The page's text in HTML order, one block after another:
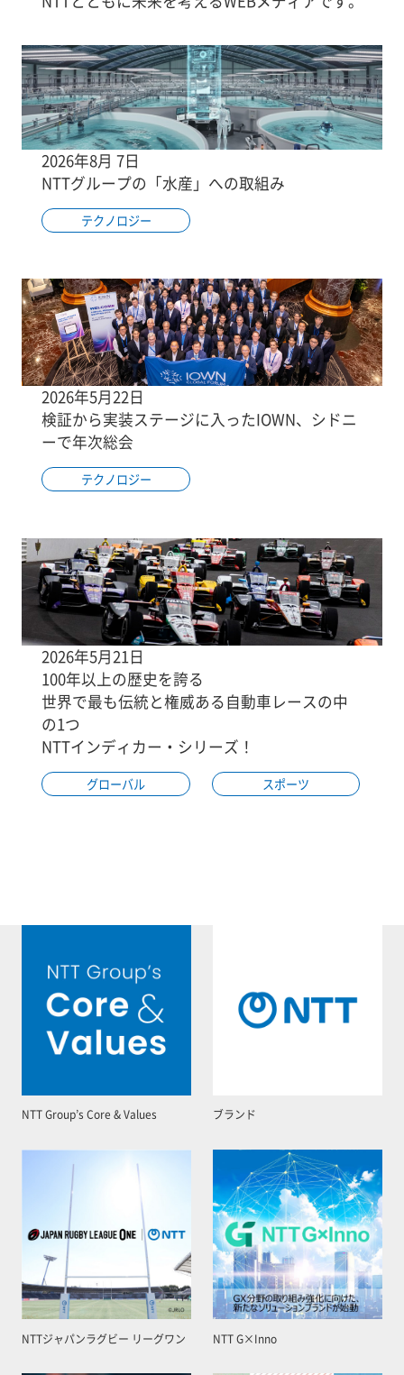
2026年8月 7日
NTTグループの「水産」への取組み
テクノロジー
2026年5月22日
検証から実装ステージに入ったIOWN、シドニ
ーで年次総会
テクノロジー
2026年5月21日
100年以上の歴史を誇る
世界で最も伝統と権威ある自動車レースの中
の1つ
NTTインディカー・シリーズ！
グローバル スポーツ
NTT Group’s Core & Values ブランド
NTTジャパンラグビー リーグワン NTT G×Inno